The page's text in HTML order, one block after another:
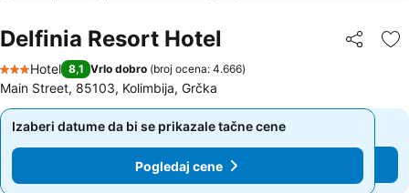
Delfinia Resort Hotel Deli
3 Zvezdice
Hotel 8,1 Vrlo dobro (broj ocena: 4.666)
Main Street, 85103, Kolimbija, Grčka
Izaberi datume da bi se prikazale tačne cene
Pogledaj cene
Izaberi datume da bi se prikazale tačne cene
Pogledaj cene